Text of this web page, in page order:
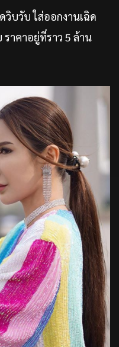
วิบวับ ใส่ออกงานเฉิด
าคาอยู่ที่ราว 5 ล้าน